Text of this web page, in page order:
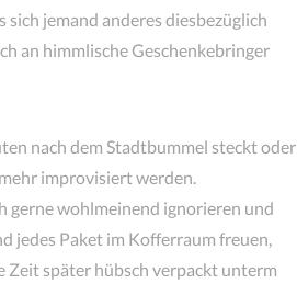
jemand anderes diesbezüglich
an himmlische Geschenkebringer
nach dem Stadtbummel steckt oder
improvisiert werden.
gerne wohlmeinend ignorieren und
jedes Paket im Kofferraum freuen,
Zeit später hübsch verpackt unterm